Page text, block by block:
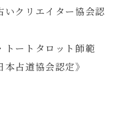
いクリエイター協会認
トートタロット師範
本占道協会認定》